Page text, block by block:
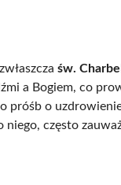
św.
a Bogiem, co
próśb o
często